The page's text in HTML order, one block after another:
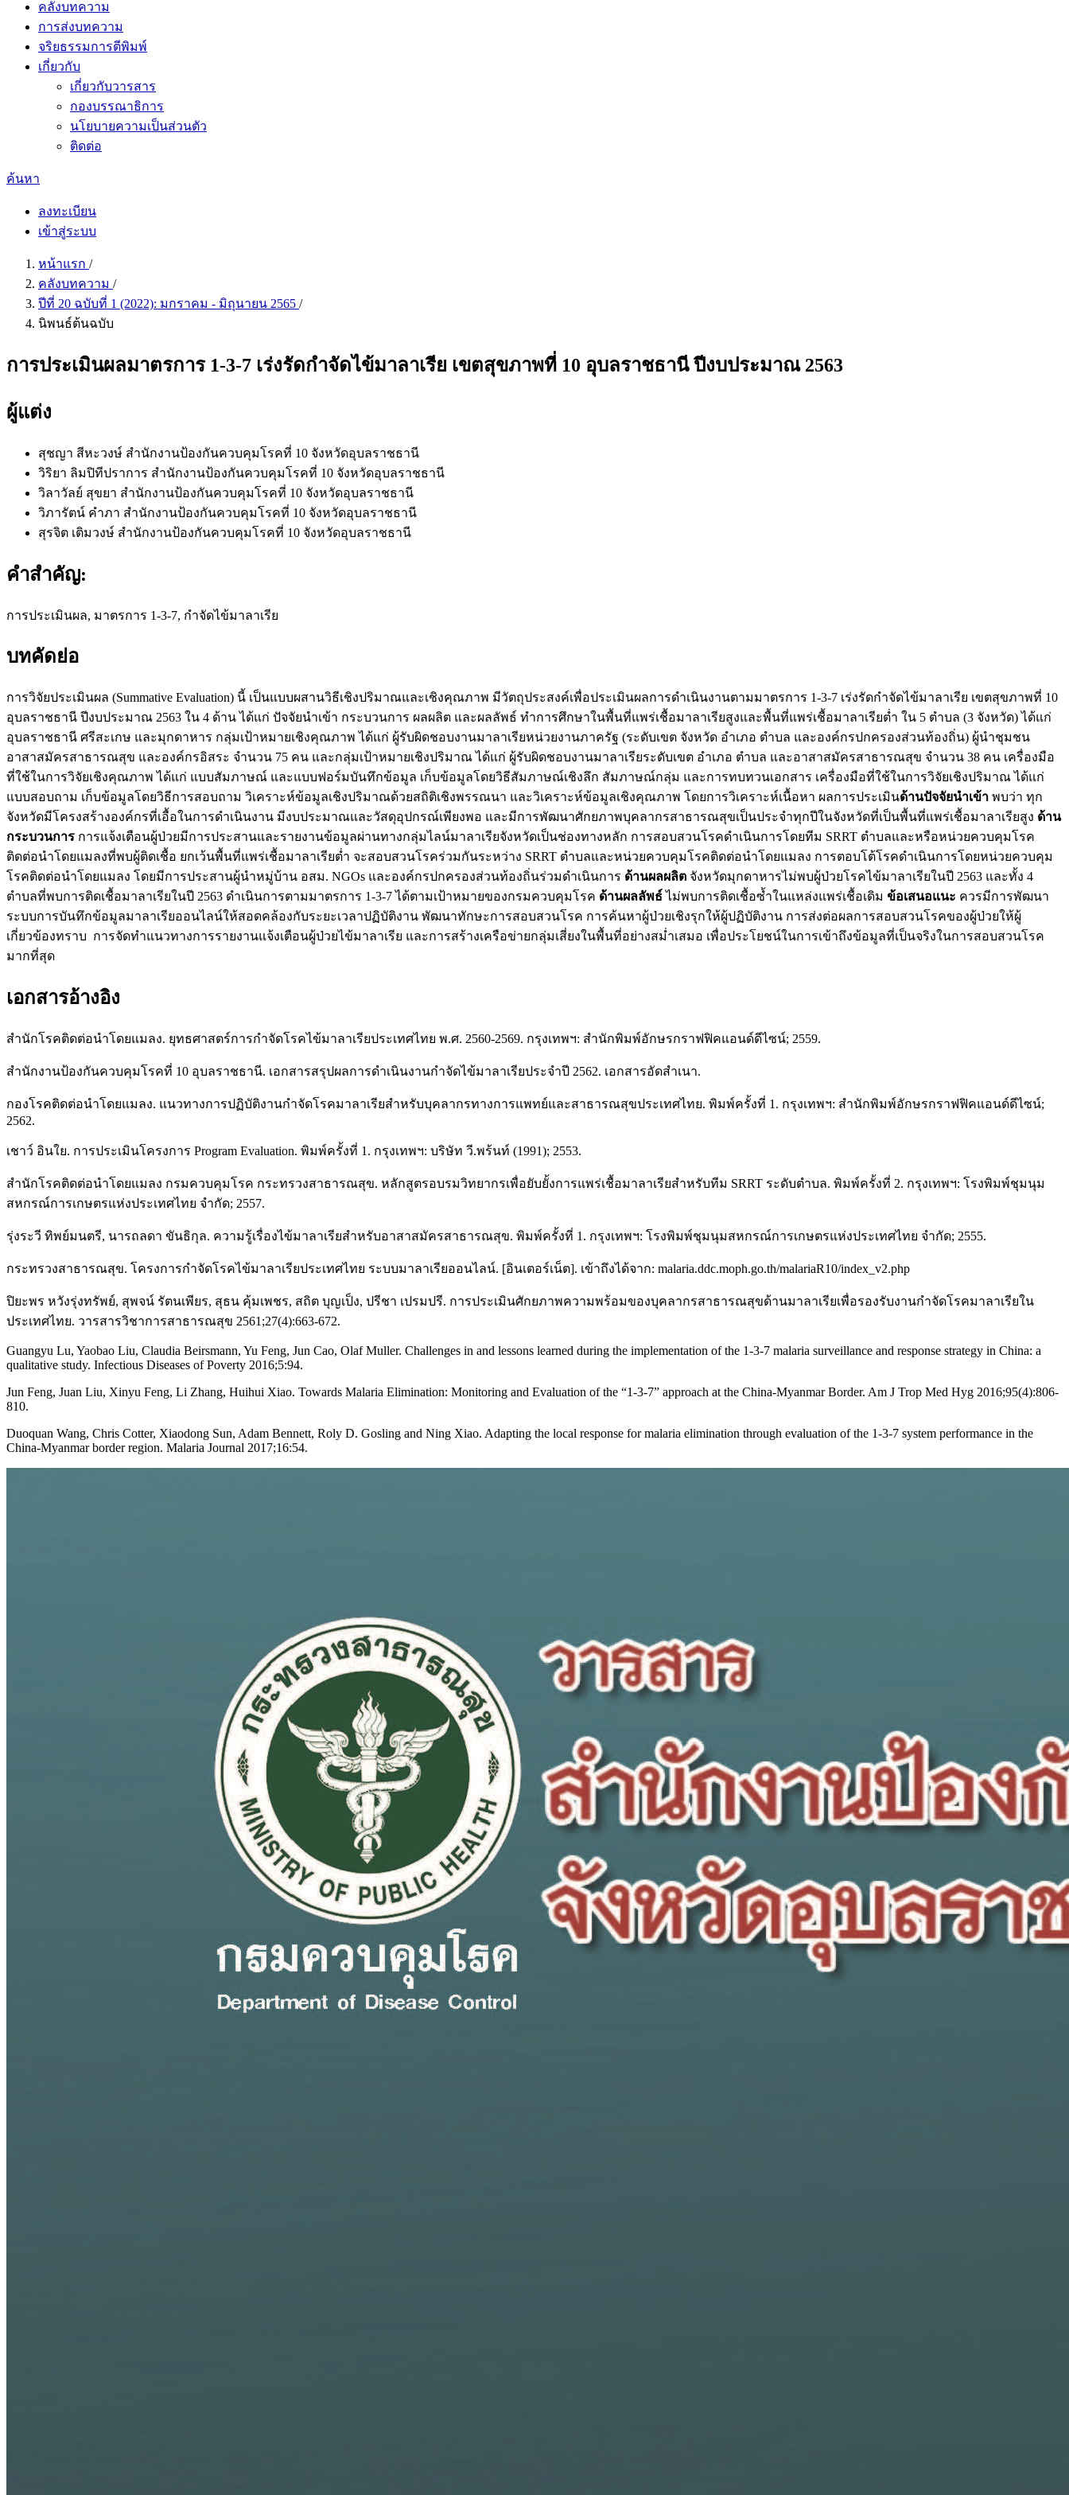
คลังบทความ
การส่งบทความ
จริยธรรมการตีพิมพ์
เกี่ยวกับ
เกี่ยวกับวารสาร
กองบรรณาธิการ
นโยบายความเป็นส่วนตัว
ติดต่อ
ค้นหา
ลงทะเบียน
เข้าสู่ระบบ
หน้าแรก /
คลังบทความ /
ปีที่ 20 ฉบับที่ 1 (2022): มกราคม - มิถุนายน 2565 /
นิพนธ์ต้นฉบับ
การประเมินผลมาตรการ 1-3-7 เร่งรัดกำจัดไข้มาลาเรีย เขตสุขภาพที่ 10 อุบลราชธานี ปีงบประมาณ 2563
ผู้แต่ง
สุชญา สีหะวงษ์ สำนักงานป้องกันควบคุมโรคที่ 10 จังหวัดอุบลราชธานี
วิริยา ลิมปิทีปราการ สำนักงานป้องกันควบคุมโรคที่ 10 จังหวัดอุบลราชธานี
วิลาวัลย์ สุขยา สำนักงานป้องกันควบคุมโรคที่ 10 จังหวัดอุบลราชธานี
วิภารัตน์ คำภา สำนักงานป้องกันควบคุมโรคที่ 10 จังหวัดอุบลราชธานี
สุรจิต เติมวงษ์ สำนักงานป้องกันควบคุมโรคที่ 10 จังหวัดอุบลราชธานี
คำสำคัญ:
การประเมินผล, มาตรการ 1-3-7, กำจัดไข้มาลาเรีย
บทคัดย่อ
การวิจัยประเมินผล (Summative Evaluation) นี้ เป็นแบบผสานวิธีเชิงปริมาณและเชิงคุณภาพ มีวัตถุประสงค์เพื่อประเมินผลการดำเนินงานตามมาตรการ 1-3-7 เร่งรัดกำจัดไข้มาลาเรีย เขตสุขภาพที่ 10
อุบลราชธานี ปีงบประมาณ 2563 ใน 4 ด้าน ได้แก่ ปัจจัยนำเข้า กระบวนการ ผลผลิต และผลลัพธ์ ทำการศึกษาในพื้นที่แพร่เชื้อมาลาเรียสูงและพื้นที่แพร่เชื้อมาลาเรียต่ำ ใน 5 ตำบล (3 จังหวัด) ได้แก่
อุบลราชธานี ศรีสะเกษ และมุกดาหาร กลุ่มเป้าหมายเชิงคุณภาพ ได้แก่ ผู้รับผิดชอบงานมาลาเรียหน่วยงานภาครัฐ (ระดับเขต จังหวัด อำเภอ ตำบล และองค์กรปกครองส่วนท้องถิ่น) ผู้นำชุมชน
อาสาสมัครสาธารณสุข และองค์กรอิสระ จำนวน 75 คน และกลุ่มเป้าหมายเชิงปริมาณ ได้แก่ ผู้รับผิดชอบงานมาลาเรียระดับเขต อำเภอ ตำบล และอาสาสมัครสาธารณสุข จำนวน 38 คน เครื่องมือ
ที่ใช้ในการวิจัยเชิงคุณภาพ ได้แก่ แบบสัมภาษณ์ และแบบฟอร์มบันทึกข้อมูล เก็บข้อมูลโดยวิธีสัมภาษณ์เชิงลึก สัมภาษณ์กลุ่ม และการทบทวนเอกสาร เครื่องมือที่ใช้ในการวิจัยเชิงปริมาณ ได้แก่
แบบสอบถาม เก็บข้อมูลโดยวิธีการสอบถาม วิเคราะห์ข้อมูลเชิงปริมาณด้วยสถิติเชิงพรรณนา และวิเคราะห์ข้อมูลเชิงคุณภาพ โดยการวิเคราะห์เนื้อหา ผลการประเมินด้านปัจจัยนำเข้า พบว่า ทุก
จังหวัดมีโครงสร้างองค์กรที่เอื้อในการดำเนินงาน มีงบประมาณและวัสดุอุปกรณ์เพียงพอ และมีการพัฒนาศักยภาพบุคลากรสาธารณสุขเป็นประจำทุกปีในจังหวัดที่เป็นพื้นที่แพร่เชื้อมาลาเรียสูง ด้าน
กระบวนการ การแจ้งเตือนผู้ป่วยมีการประสานและรายงานข้อมูลผ่านทางกลุ่มไลน์มาลาเรียจังหวัดเป็นช่องทางหลัก การสอบสวนโรคดำเนินการโดยทีม SRRT ตำบลและหรือหน่วยควบคุมโรค
ติดต่อนำโดยแมลงที่พบผู้ติดเชื้อ ยกเว้นพื้นที่แพร่เชื้อมาลาเรียต่ำ จะสอบสวนโรคร่วมกันระหว่าง SRRT ตำบลและหน่วยควบคุมโรคติดต่อนำโดยแมลง การตอบโต้โรคดำเนินการโดยหน่วยควบคุม
โรคติดต่อนำโดยแมลง โดยมีการประสานผู้นำหมู่บ้าน อสม. NGOs และองค์กรปกครองส่วนท้องถิ่นร่วมดำเนินการ ด้านผลผลิต จังหวัดมุกดาหารไม่พบผู้ป่วยโรคไข้มาลาเรียในปี 2563 และทั้ง 4
ตำบลที่พบการติดเชื้อมาลาเรียในปี 2563 ดำเนินการตามมาตรการ 1-3-7 ได้ตามเป้าหมายของกรมควบคุมโรค ด้านผลลัพธ์ไม่พบการติดเชื้อซ้ำในแหล่งแพร่เชื้อเดิม ข้อเสนอแนะ ควรมีการพัฒนา
ระบบการบันทึกข้อมูลมาลาเรียออนไลน์ให้สอดคล้องกับระยะเวลาปฏิบัติงาน พัฒนาทักษะการสอบสวนโรค การค้นหาผู้ป่วยเชิงรุกให้ผู้ปฏิบัติงาน การส่งต่อผลการสอบสวนโรคของผู้ป่วยให้ผู้
เกี่ยวข้องทราบ การจัดทำแนวทางการรายงานแจ้งเตือนผู้ป่วยไข้มาลาเรีย และการสร้างเครือข่ายกลุ่มเสี่ยงในพื้นที่อย่างสม่ำเสมอ เพื่อประโยชน์ในการเข้าถึงข้อมูลที่เป็นจริงในการสอบสวนโรค
มากที่สุด
เอกสารอ้างอิง
สำนักโรคติดต่อนำโดยแมลง. ยุทธศาสตร์การกำจัดโรคไข้มาลาเรียประเทศไทย พ.ศ. 2560-2569. กรุงเทพฯ: สำนักพิมพ์อักษรกราฟฟิคแอนด์ดีไซน์; 2559.
สำนักงานป้องกันควบคุมโรคที่ 10 อุบลราชธานี. เอกสารสรุปผลการดำเนินงานกำจัดไข้มาลาเรียประจำปี 2562. เอกสารอัดสำเนา.
กองโรคติดต่อนำโดยแมลง. แนวทางการปฏิบัติงานกำจัดโรคมาลาเรียสำหรับบุคลากรทางการแพทย์และสาธารณสุขประเทศไทย. พิมพ์ครั้งที่ 1. กรุงเทพฯ: สำนักพิมพ์อักษรกราฟฟิคแอนด์ดีไซน์;
2562.
เชาว์ อินใย. การประเมินโครงการ Program Evaluation. พิมพ์ครั้งที่ 1. กรุงเทพฯ: บริษัท วี.พร้นท์ (1991); 2553.
สำนักโรคติดต่อนำโดยแมลง กรมควบคุมโรค กระทรวงสาธารณสุข. หลักสูตรอบรมวิทยากรเพื่อยับยั้งการแพร่เชื้อมาลาเรียสำหรับทีม SRRT ระดับตำบล. พิมพ์ครั้งที่ 2. กรุงเทพฯ: โรงพิมพ์ชุมนุม
สหกรณ์การเกษตรแห่งประเทศไทย จำกัด; 2557.
รุ่งระวี ทิพย์มนตรี, นารถลดา ขันธิกุล. ความรู้เรื่องไข้มาลาเรียสำหรับอาสาสมัครสาธารณสุข. พิมพ์ครั้งที่ 1. กรุงเทพฯ: โรงพิมพ์ชุมนุมสหกรณ์การเกษตรแห่งประเทศไทย จำกัด; 2555.
กระทรวงสาธารณสุข. โครงการกำจัดโรคไข้มาลาเรียประเทศไทย ระบบมาลาเรียออนไลน์. [อินเตอร์เน็ต]. เข้าถึงได้จาก: malaria.ddc.moph.go.th/malariaR10/index_v2.php
ปิยะพร หวังรุ่งทรัพย์, สุพจน์ รัตนเพียร, สุธน คุ้มเพชร, สถิต บุญเป็ง, ปรีชา เปรมปรี. การประเมินศักยภาพความพร้อมของบุคลากรสาธารณสุขด้านมาลาเรียเพื่อรองรับงานกำจัดโรคมาลาเรียใน
ประเทศไทย. วารสารวิชาการสาธารณสุข 2561;27(4):663-672.
Guangyu Lu, Yaobao Liu, Claudia Beirsmann, Yu Feng, Jun Cao, Olaf Muller. Challenges in and lessons learned during the implementation of the 1-3-7 malaria surveillance and response strategy in China: a
qualitative study. Infectious Diseases of Poverty 2016;5:94.
Jun Feng, Juan Liu, Xinyu Feng, Li Zhang, Huihui Xiao. Towards Malaria Elimination: Monitoring and Evaluation of the “1-3-7” approach at the China-Myanmar Border. Am J Trop Med Hyg 2016;95(4):806-
810.
Duoquan Wang, Chris Cotter, Xiaodong Sun, Adam Bennett, Roly D. Gosling and Ning Xiao. Adapting the local response for malaria elimination through evaluation of the 1-3-7 system performance in the
China-Myanmar border region. Malaria Journal 2017;16:54.